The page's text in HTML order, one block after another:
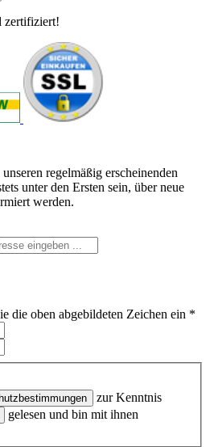
zertifiziert!
regelmäßig erscheinenden
unter den Ersten sein, über neue
werden.
die oben abgebildeten Zeichen ein *
zur Kenntnis
gelesen und bin mit ihnen